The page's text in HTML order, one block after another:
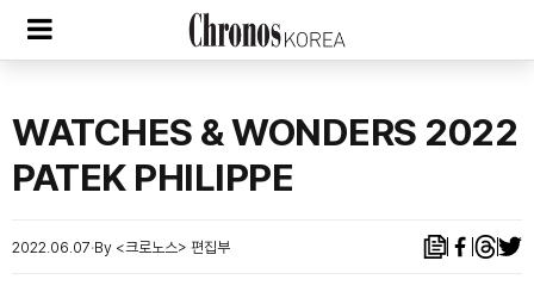
WATCHES & WONDERS 2022
PATEK PHILIPPE
2022.06.07 By <크로노스> 편집부